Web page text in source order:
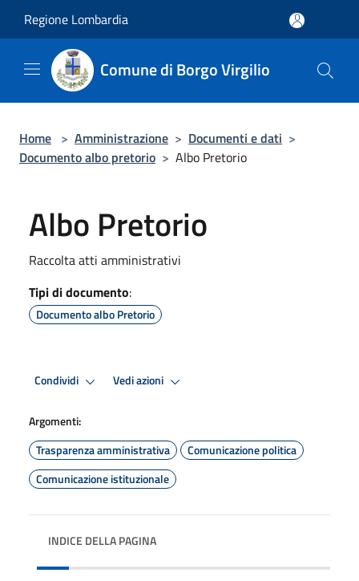
Regione Lombardia
Comune di Borgo Virgilio
Home > Amministrazione > Documenti e dati >
Documento albo pretorio > Albo Pretorio
Albo Pretorio
Raccolta atti amministrativi
Tipi di documento:
Documento albo Pretorio
Condividi Vedi azioni
Argomenti:
Trasparenza amministrativa
Comunicazione politica
Comunicazione istituzionale
INDICE DELLA PAGINA